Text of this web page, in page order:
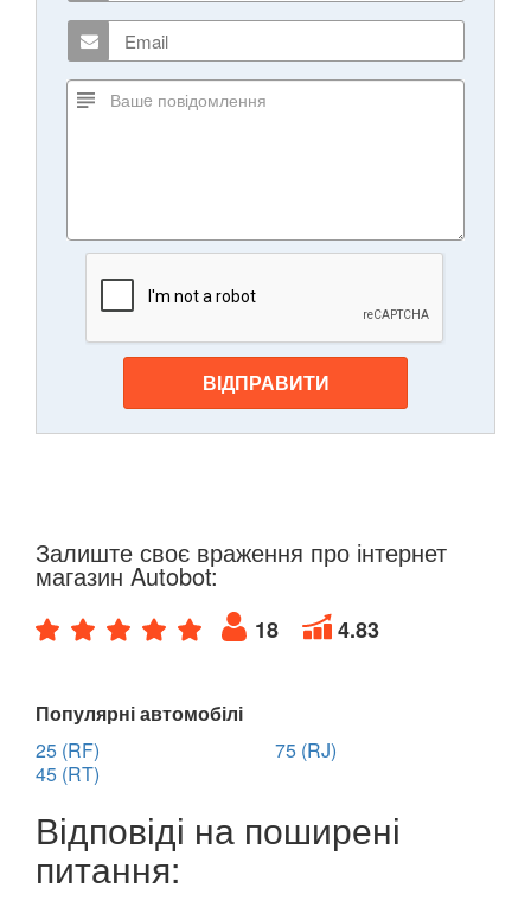
ВІДПРАВИТИ
Залиште своє враження про інтернет
магазин Autobot:
18 4.83
Популярні автомобілі
25 (RF)
45 (RT)
75 (RJ)
Відповіді на поширені
питання: